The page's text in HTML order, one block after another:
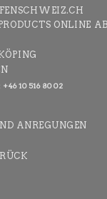
ONLINE
10 516 80 02
ANREGUNGEN